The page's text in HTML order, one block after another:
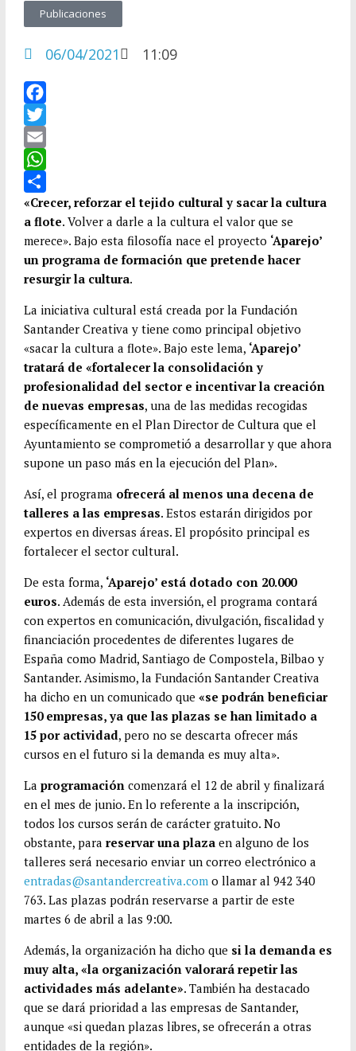
Publicaciones
06/04/2021 11:09
F
a
c
e
b
o
o
k
T
w
t
t
e
r
E
m
a
i
l
W
h
a
t
s
p
p
C
o
m
p
r
t
i
r
«Crecer, reforzar el tejido cultural y sacar la cultura
a flote. Volver a darle a la cultura el valor que se
merece». Bajo esta filosofía nace el proyecto ‘Aparejo’
un programa de formación que pretende hacer
resurgir la cultura.
La iniciativa cultural está creada por la Fundación
Santander Creativa y tiene como principal objetivo
«sacar la cultura a flote». Bajo este lema, ‘Aparejo’
tratará de «fortalecer la consolidación y
profesionalidad del sector e incentivar la creación
de nuevas empresas, una de las medidas recogidas
específicamente en el Plan Director de Cultura que el
Ayuntamiento se comprometió a desarrollar y que ahora
supone un paso más en la ejecución del Plan».
Así, el programa ofrecerá al menos una decena de
talleres a las empresas. Estos estarán dirigidos por
expertos en diversas áreas. El propósito principal es
fortalecer el sector cultural.
De esta forma, ‘Aparejo’ está dotado con 20.000
euros. Además de esta inversión, el programa contará
con expertos en comunicación, divulgación, fiscalidad y
financiación procedentes de diferentes lugares de
España como Madrid, Santiago de Compostela, Bilbao y
Santander. Asimismo, la Fundación Santander Creativa
ha dicho en un comunicado que «se podrán beneficiar
150 empresas, ya que las plazas se han limitado a
15 por actividad, pero no se descarta ofrecer más
cursos en el futuro si la demanda es muy alta».
La programacióncomenzará el 12 de abril y finalizará
en el mes de junio. En lo referente a la inscripción,
todos los cursos serán de carácter gratuito. No
obstante, para reservar una plazaen alguno de los
talleres será necesario enviar un correo electrónico a
entradas@santandercreativa.como llamar al 942 340
763. Las plazas podrán reservarse a partir de este
martes 6 de abril a las 9:00.
Además, la organización ha dicho que si la demanda es
muy alta, «la organización valorará repetir las
actividades más adelante». También ha destacado
que se dará prioridad a las empresas de Santander,
aunque «si quedan plazas libres, se ofrecerán a otras
entidades de la región».